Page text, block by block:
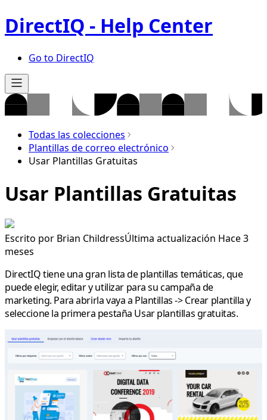
DirectIQ - Help Center
Go to DirectIQ
Todas las colecciones
Plantillas de correo electrónico
Usar Plantillas Gratuitas
Usar Plantillas Gratuitas
Escrito por Brian ChildressÚltima actualización Hace 3
meses
DirectIQ tiene una gran lista de plantillas temáticas, que
puede elegir, editar y utilizar para su campaña de
marketing. Para abrirla vaya a Plantillas->Crear plantillay
seleccione la primera pestaña Usar plantillas gratuitas.